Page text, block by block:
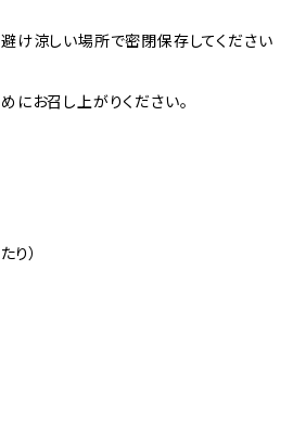
涼しい場所で密閉保存してください
お召し上がりください。
り）